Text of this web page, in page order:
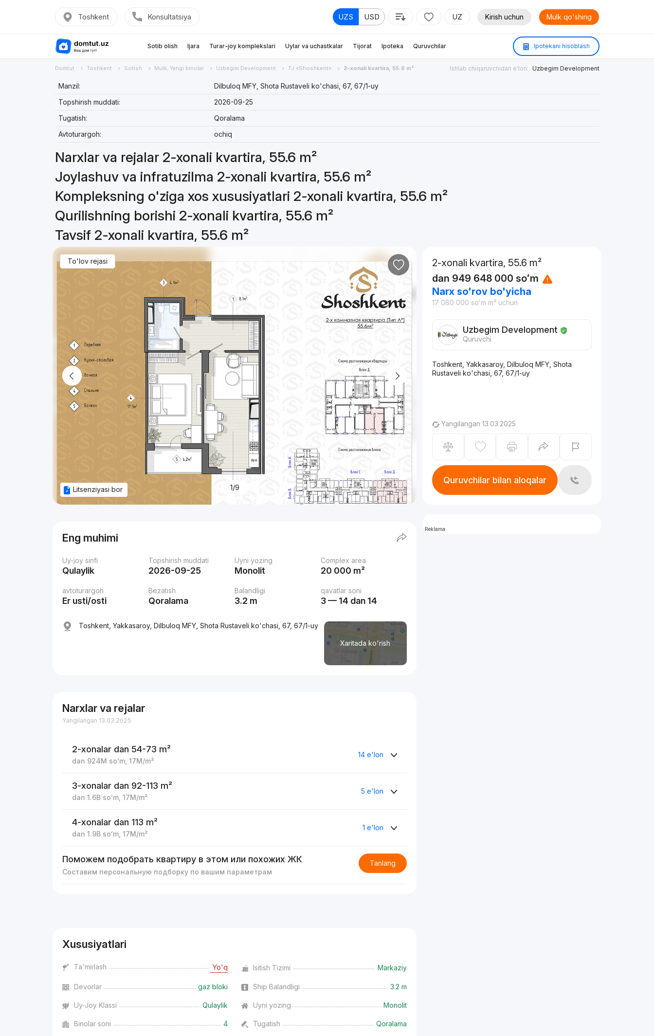
Toshkent Konsultatsiya UZS USD UZ Kirish uchun Mulk qo'shing
Sotib olish Ijara Turar-joy komplekslari Uylar va uchastkalar Tijorat Ipoteka Quruvchilar Ipotekani hisoblash
Domtut Toshkent Sotish Mulk, Yangi binolar Uzbegim Development TJ «Shoshkent» 2-xonali kvartira, 55.6 m² Ishlab chiqaruvchidan e'lon: Uzbegim Development
Manzil:
Dilbuloq MFY, Shota Rustaveli ko'chasi, 67, 67/1-uy
Topshirish muddati:
2026-09-25
Tugatish:
Qoralama
Avtoturargoh:
ochiq
Narxlar va rejalar 2-xonali kvartira, 55.6 m²
Joylashuv va infratuzilma 2-xonali kvartira, 55.6 m²
Kompleksning o'ziga xos xususiyatlari 2-xonali kvartira, 55.6 m²
Qurilishning borishi 2-xonali kvartira, 55.6 m²
Tavsif 2-xonali kvartira, 55.6 m²
To'lov rejasi
1/9
Litsenziyasi bor
Eng muhimi
Uy-joy sinfi
Qulaylik
Topshirish muddati
2026-09-25
Uyni yozing
Monolit
Complex area
20 000 m²
avtoturargoh
Er usti/osti
Bezatish
Qoralama
Balandligi
3.2 m
qavatlar soni
3 — 14 dan 14
Xaritada ko'rish
Toshkent, Yakkasaroy, Dilbuloq MFY, Shota Rustaveli ko'chasi, 67, 67/1-uy
Narxlar va rejalar
Yangilangan 13.03.2025
2-xonalar dan 54-73 m²
dan 924M soʻm ,17M/m²
14 e'lon
3-xonalar dan 92-113 m²
dan1.6B soʻm ,17M/m²
5 e'lon
4-xonalar dan 113 m²
dan1.9B soʻm ,17M/m²
1 e'lon
Поможем подобрать квартиру в этом или похожих ЖК
Составим персональную подборку по вашим параметрам
Tanlang
Xususiyatlari
Ta'mirlash Yo'q Isitish Tizimi Markaziy
Devorlar gaz bloki Ship Balandligi 3.2 m
Uy-Joy Klassi Qulaylik Uyni yozing Monolit
Binolar soni 4 Tugatish Qoralama
2-xonali kvartira, 55.6 m²
dan 949 648 000 soʻm
Narx so'rov bo'yicha
17 080 000 soʻm m² uchun
Uzbegim Development
Quruvchi
Toshkent, Yakkasaroy, Dilbuloq MFY, Shota
Rustaveli ko'chasi, 67, 67/1-uy
Yangilangan 13.03.2025
Quruvchilar bilan aloqalar
Reklama